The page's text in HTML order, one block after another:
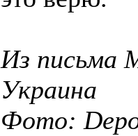
Из письма
Украина
Фото: